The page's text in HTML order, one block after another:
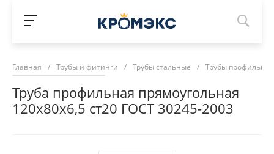
Главная / Трубы и фитинги / Трубы стальные / Трубы
Труба профильная прямоугольная
120х80х6,5 ст20 ГОСТ 30245-2003